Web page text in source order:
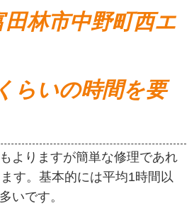
田林市中野町西エ
らいの時間を要
よりますが簡単な修理であれ
す。基本的には平均1時間以
いです。